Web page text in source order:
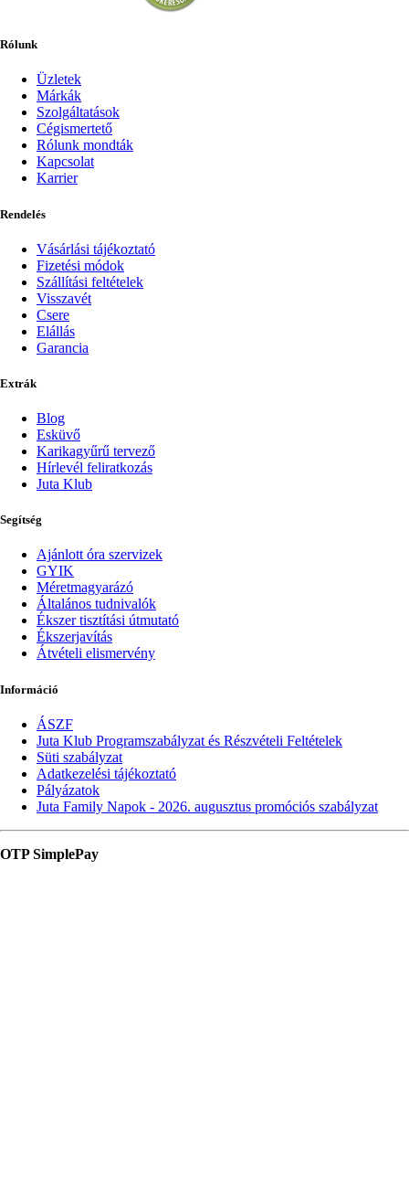
Rólunk
Üzletek
Márkák
Szolgáltatások
Cégismertető
Rólunk mondták
Kapcsolat
Karrier
Rendelés
Vásárlási tájékoztató
Fizetési módok
Szállítási feltételek
Visszavét
Csere
Elállás
Garancia
Extrák
Blog
Esküvő
Karikagyűrű tervező
Hírlevél feliratkozás
Juta Klub
Segítség
Ajánlott óra szervizek
GYIK
Méretmagyarázó
Általános tudnivalók
Ékszer tisztítási útmutató
Ékszerjavítás
Átvételi elismervény
Információ
ÁSZF
Juta Klub Programszabályzat és Részvételi Feltételek
Süti szabályzat
Adatkezelési tájékoztató
Pályázatok
Juta Family Napok - 2026. augusztus promóciós szabályzat
OTP SimplePay